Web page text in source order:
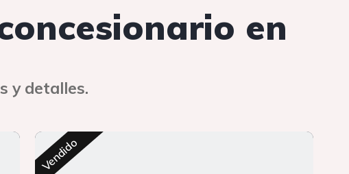
en
y detalles.
Vendido